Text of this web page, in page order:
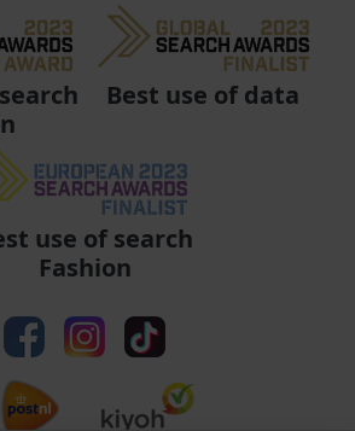
Best use of data
use of search
Fashion